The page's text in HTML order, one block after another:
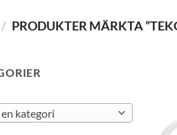
/ PRODUKTER MÄRKTA
kategori